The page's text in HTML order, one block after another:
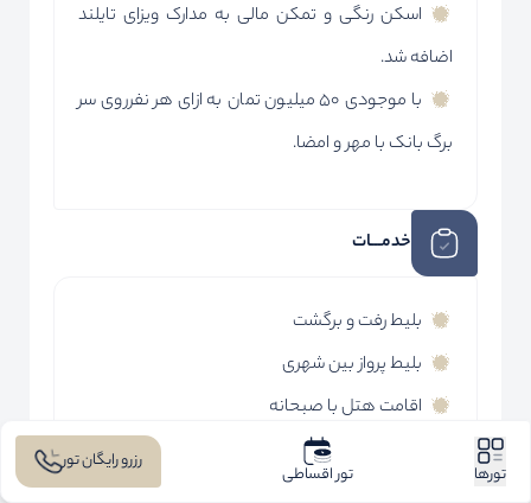
اسکن رنگی و تمکن مالی به مدارک ویزای تایلند
اضافه شد.
با موجودی 50 میلیون تمان به ازای هر نفرروی سر
برگ بانک با مهر و امضا.
خدمـــات
بلیط رفت و برگشت
بلیط پرواز بین شهری
اقامت هتل با صبحانه
ترانسفر فرودگاهی
تورها تور اقساطی
رزرو رایگان تور